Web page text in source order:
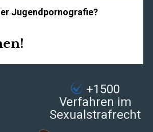
Jugendpornografie?
+1500
Verfahren im
Sexualstrafrecht